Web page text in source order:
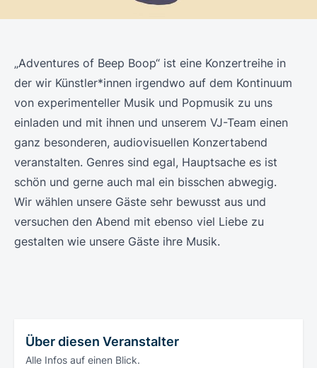
„Adventures of Beep Boop“ ist eine Konzertreihe in
der wir Künstler*innen irgendwo auf dem Kontinuum
von experimenteller Musik und Popmusik zu uns
einladen und mit ihnen und unserem VJ-Team einen
ganz besonderen, audiovisuellen Konzertabend
veranstalten. Genres sind egal, Hauptsache es ist
schön und gerne auch mal ein bisschen abwegig.
Wir wählen unsere Gäste sehr bewusst aus und
versuchen den Abend mit ebenso viel Liebe zu
gestalten wie unsere Gäste ihre Musik.
Über diesen Veranstalter
Alle Infos auf einen Blick.